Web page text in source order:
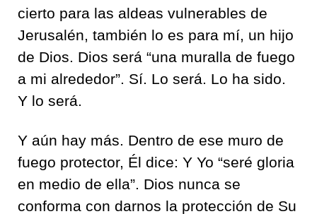
cierto para las aldeas vulnerables de
Jerusalén, también lo es para mí, un hijo
de Dios. Dios será “una muralla de fuego
a mi alrededor”. Sí. Lo será. Lo ha sido.
Y lo será.
Y aún hay más. Dentro de ese muro de
fuego protector, Él dice: Y Yo “seré gloria
en medio de ella”. Dios nunca se
conforma con darnos la protección de Su